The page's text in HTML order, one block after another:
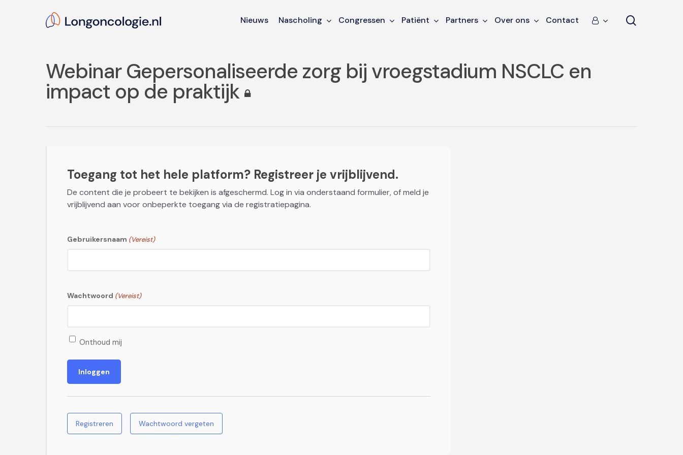
Hit enter to search or ESC to close
Nieuws Nascholing Congressen Patiënt Partners Over ons Contact
Webinar Gepersonaliseerde zorg bij vroegstadium NSCLC en
impact op de praktijk
Toegang tot het hele platform? Registreer je vrijblijvend.
De content die je probeert te bekijken is afgeschermd. Log in via onderstaand formulier, of meld je
vrijblijvend aan voor onbeperkte toegang via de registratiepagina.
Gebruikersnaam (Vereist)
Wachtwoord (Vereist)
Onthoud mij
Registreren Wachtwoord vergeten